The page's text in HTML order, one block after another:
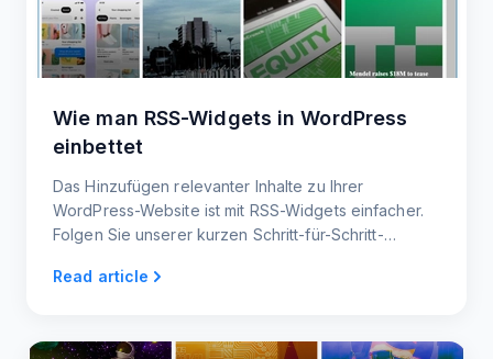
Wie man RSS-Widgets in WordPress
einbettet
Das Hinzufügen relevanter Inhalte zu Ihrer
WordPress-Website ist mit RSS-Widgets einfacher.
Folgen Sie unserer kurzen Schritt-für-Schritt-
neuesten Inhalte anzuzeigen und Ihre Website auf
Read article